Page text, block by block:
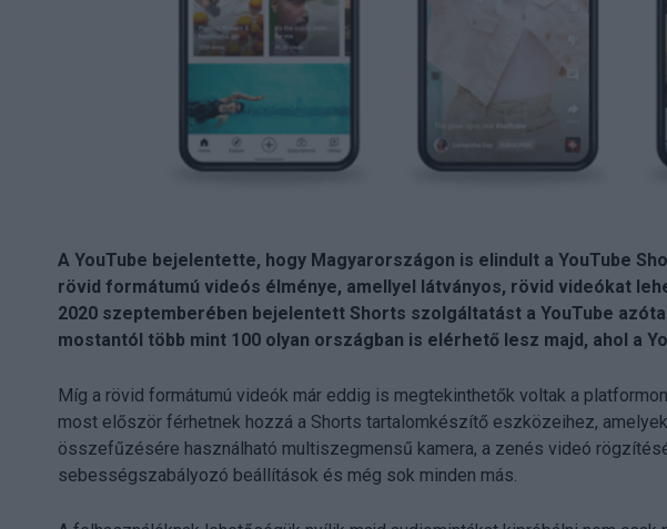
A YouTube bejelentette, hogy Magyarországon is elindult a YouTube
rövid formátumú videós élménye, amellyel látványos, rövid videókat
2020 szeptemberében bejelentett Shorts szolgáltatást a YouTube
mostantól több mint 100 olyan országban is elérhető lesz majd, ahol a
Míg a rövid formátumú videók már eddig is megtekinthetők voltak a
most először férhetnek hozzá a Shorts tartalomkészítő eszközeihez,
összefűzésére használható multiszegmensű kamera, a zenés videó
sebességszabályozó beállítások és még sok minden más.